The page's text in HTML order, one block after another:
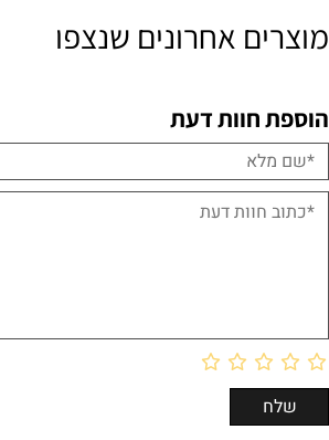
מוצרים אחרונים שנצפו
הוספת חוות דעת